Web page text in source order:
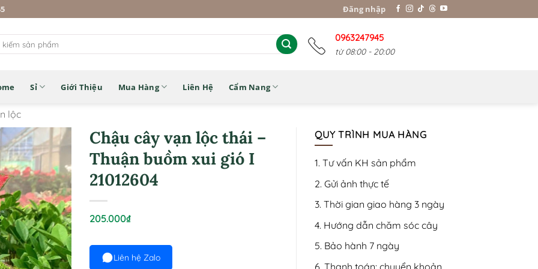
Đăng nhập
0963247945
từ 08:00 - 20:00
Sỉ Giới Thiệu Mua Hàng Liên Hệ Cẩm Nang
lộc
Chậu cây vạn lộc thái –
Thuận buồm xui gió I
21012604
205.000₫
Liên hệ Zalo
QUY TRÌNH MUA HÀNG
1. Tư vấn KH sản phẩm
2. Gửi ảnh thực tế
3. Thời gian giao hàng 3 ngày
4. Hướng dẫn chăm sóc cây
5. Bảo hành 7 ngày
6. Thanh toán: chuyển khoản,